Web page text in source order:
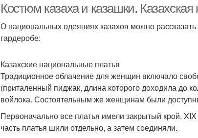
Костюм казаха и казашки.
О национальных одеяниях казахов можно
гардеробе:
Казахские национальные платья
Традиционное облачение для женщин включало
(приталенный пиджак, длина которого доходила до
войлока. Состоятельным же женщинам были
Первоначально все платья имели закрытый крой.
часть платья шили отдельно, а затем соединяли.